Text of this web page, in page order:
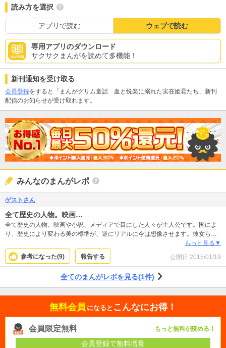
読み方を選択
アプリで読む ウェブで読む
専用アプリのダウンロード
サクサクまんがを読めて多機能！
新刊通知を受け取る
会員登録をすると「まんがグリム童話 血と悦楽に溺れた実在姫君たち」新刊
配信のお知らせが受け取れます。
みんなのまんがレポ
ゲストさん
全て歴史の人物。映画…
全て歴史の人物。映画や小説、メディアで目にした人々が主人公です。国によ
り、歴史により変わる美の標準が、逆にリアルに今は想像させます。彼女らの
もっと見る▼
参考になった(9) 報告する 公開日:2015/01/19
全てのまんがレポを見る(1件)
無料会員 になると こんなにお得！
会員限定無料 もっと無料が読める！
会員登録で無料増量